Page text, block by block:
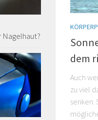
dem
Auch
zu viel
senken.
Nagelhaut?